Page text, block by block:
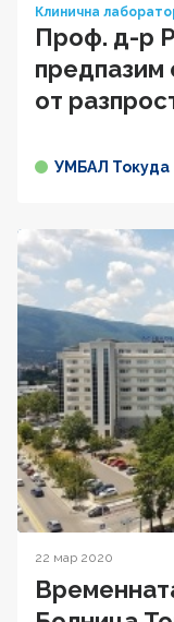
Клинична
Проф. д-р
предпазим
от
УМБАЛ Токуда
22 мар 2020